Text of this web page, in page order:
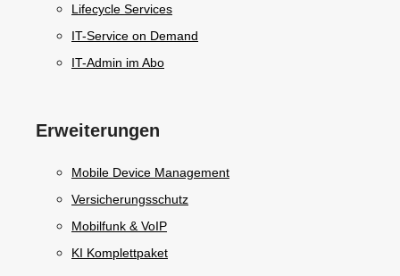
Lifecycle Services
IT-Service on Demand
IT-Admin im Abo
Erweiterungen
Mobile Device Management
Versicherungsschutz
Mobilfunk & VoIP
KI Komplettpaket